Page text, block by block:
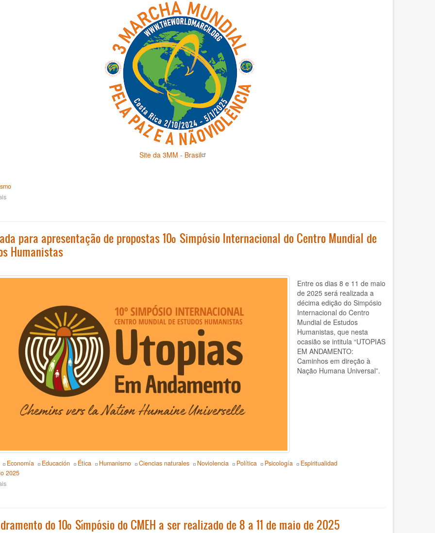
Site da 3MM - Brasil
sobre
adere
3ª
marcha
mundial
Paz
para apresentação de propostas 10º Simpósio Internacional do Centro Mundial de
Humanistas
Entre os dias 8 e 11 de maio
de 2025 será realizada a
décima edição do Simpósio
Internacional do Centro
Mundial de Estudos
Humanistas, que nesta
ocasião se intitula “UTOPIAS
EM ANDAMENTO:
Caminhos em direção à
Nação Humana Universal”.
Economía Educación Ética Humanismo Ciencias naturales Noviolencia Política Psicología Espiritualidad
2025
sobre
apresentação
propostas
do 10º Símpósio do CMEH a ser realizado de 8 a 11 de maio de 2025